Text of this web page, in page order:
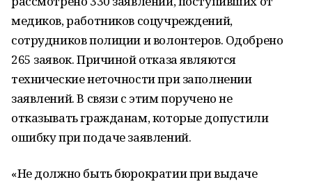
медиков, работников соцучреждений,
сотрудников полиции и волонтеров. Одобрено
265 заявок. Причиной отказа являются
технические неточности при заполнении
заявлений. В связи с этим поручено не
отказывать гражданам, которые допустили
ошибку при подаче заявлений.
«Не должно быть бюрократии при выдаче